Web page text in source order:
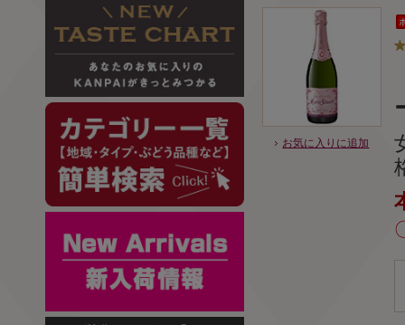
お気に入りに追加